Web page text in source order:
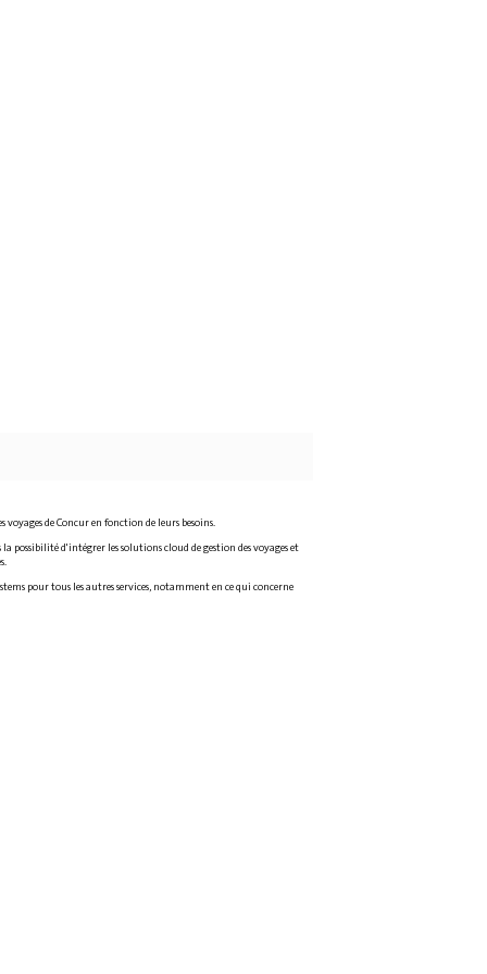
de Concur en fonction de leurs besoins.
possibilité d'intégrer les solutions cloud de gestion des voyages et
pour tous les autres services, notamment en ce qui concerne